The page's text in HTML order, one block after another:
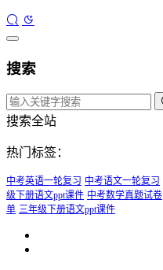
搜索
搜索全站
热门标签：
中考英语一轮复习 中考语文一轮复习
级下册语文ppt课件 中考数学真题试卷
单 三年级下册语文ppt课件